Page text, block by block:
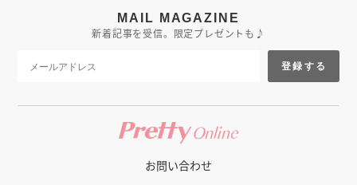
MAIL MAGAZINE
新着記事を受信。限定プレゼントも♪
登録する
お問い合わせ